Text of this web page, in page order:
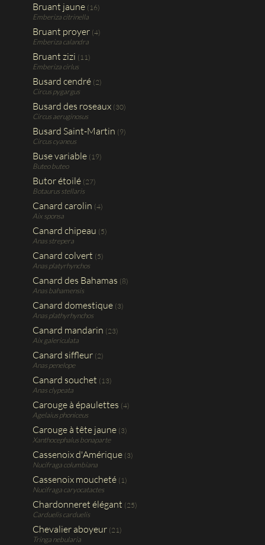
Bruant jaune (16)
Emberiza citrinella
Bruant proyer (4)
Emberiza calandra
Bruant zizi (11)
Emberiza cirlus
Busard cendré (2)
Circus pygargus
Busard des roseaux (30)
Circus aeruginosus
Busard Saint-Martin (9)
Circus cyaneus
Buse variable (19)
Buteo buteo
Butor étoilé (27)
Botaurus stellaris
Canard carolin (4)
Aix sponsa
Canard chipeau (5)
Anas strepera
Canard colvert (5)
Anas platyrhynchos
Canard des Bahamas (8)
Anas bahamensis
Canard domestique (3)
Anas plathyrhynchos
Canard mandarin (23)
Aix galericulata
Canard siffleur (2)
Anas penelope
Canard souchet (13)
Anas clypeata
Carouge à épaulettes (4)
Agelaius phoniceus
Carouge à tête jaune (3)
Xanthocephalus bonaparte
Cassenoix d'Amérique (3)
Nucifraga columbiana
Cassenoix moucheté (1)
Nucifraga caryocatactes
Chardonneret élégant (25)
Carduelis carduelis
Chevalier aboyeur (21)
Tringa nebularia